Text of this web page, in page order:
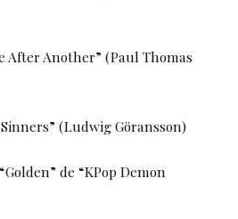
After Another” (Paul Thomas
(Ludwig Göransson)
de “KPop Demon